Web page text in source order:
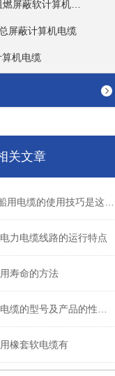
屏蔽计算机电缆
算机电缆
关文章
力电缆线路的运行特点
寿命的方法
橡套软电缆有